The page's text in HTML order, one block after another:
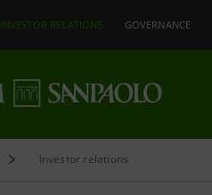
INVESTOR RELATIONS GOVERNANCE
Investor relations